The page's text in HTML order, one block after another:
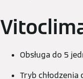
Obsługa do 5
Tryb chłodzenia